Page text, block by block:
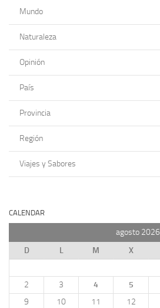
Mundo
Naturaleza
Opinión
País
Provincia
Región
Viajes y Sabores
CALENDAR
agosto 2026
D
L M X
2
3 4 5
9
10 11 12